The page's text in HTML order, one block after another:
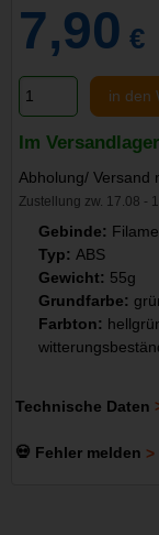
7,90 €
in den
Im Versandlager
Abholung/ Versand
Zustellung zw. 17.08 -
Gebinde:
Typ: ABS
Gewicht: 55g
Grundfarbe:
Farbton:
Technische Daten
💀 Fehler melden